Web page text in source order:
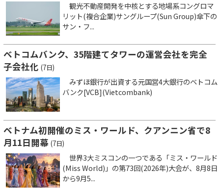
観光不動産開発を中核とする地場系コングロマ
リット(複合企業)サングループ(Sun Group)傘下の
サン・フ...
ベトコムバンク、35階建てタワーの運営会社を完全
子会社化 (7日)
みずほ銀行が出資する元国営4大銀行のベトコム
バンク[VCB](Vietcombank)
ベトナム初開催のミス・ワールド、クアンニン省で8
月11日開幕 (7日)
世界3大ミスコンの一つである「ミス・ワールド
(Miss World)」の第73回(2026年)大会が、8月8日
から9月5...